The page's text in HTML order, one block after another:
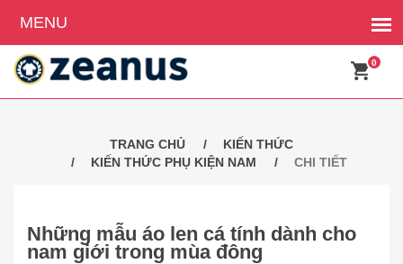
0
TRANG CHỦ
KIẾN THỨC
KIẾN THỨC PHỤ KIỆN NAM
CHI TIẾT
Những mẫu áo len cá tính dành cho
nam giới trong mùa đông